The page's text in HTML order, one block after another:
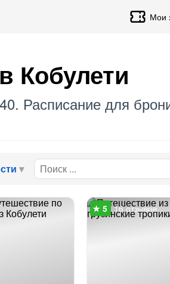
Мои
Кобулети
Расписание для
16 отзывов